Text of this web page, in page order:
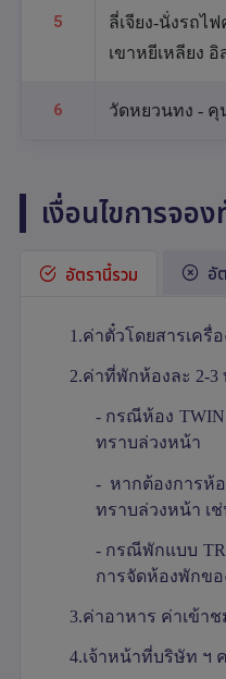
5
ลี่เจียง-นั่งรถไ
เขาหยีเหลียง
6 วัดหยวนทง - คุ
เงื่อนไขการจอง
อัตรานี้รวม อั
1.ค่าตั๋วโดยสารเค
2.ค่าที่พักห้องละ 2-3
- กรณีห้อง
ทราบล่วงหน้า
- หากต้องการห้
ทราบล่วงหน้า เ
- กรณีพักแบบ
การจัดห้องพักข
3.ค่าอาหาร ค่าเข้า
4.เจ้าหน้าที่บริษัท ฯ